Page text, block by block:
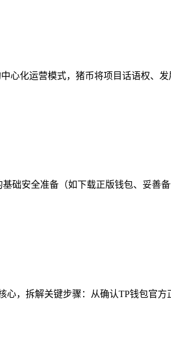
心化运营模式，猪币将项目话语权、
础安全准备（如下载正版钱包、妥善
，拆解关键步骤：从确认TP钱包官方